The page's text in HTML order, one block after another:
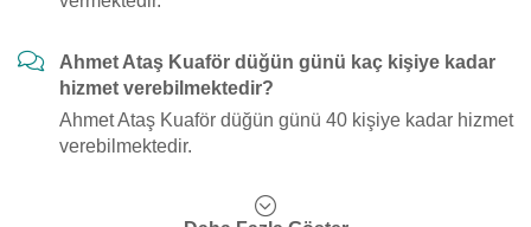
Ahmet Ataş Kuaför düğün günü kaç kişiye kadar
hizmet verebilmektedir?
Ahmet Ataş Kuaför düğün günü 40 kişiye kadar hizmet
verebilmektedir.